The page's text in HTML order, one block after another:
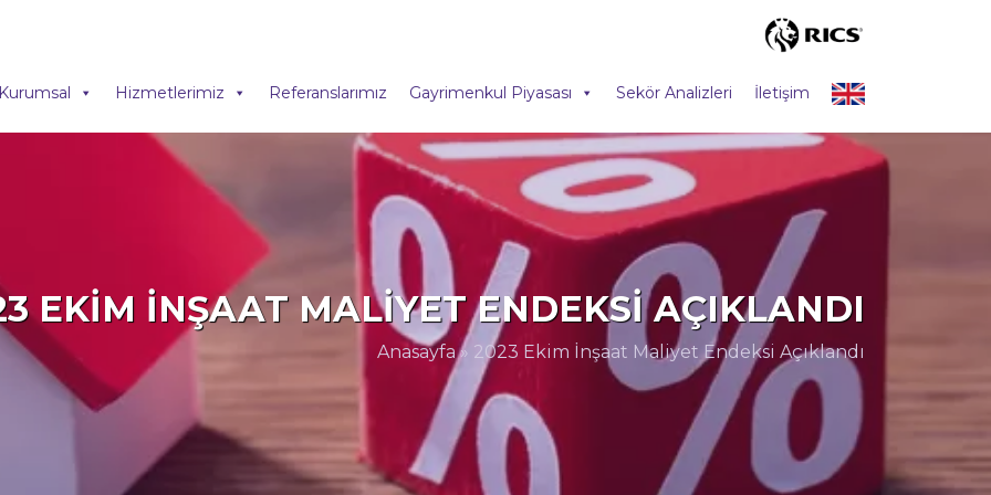
Hizmetlerimiz Referanslarımız Gayrimenkul Piyasası Sekör Analizleri İletişim
EKIM İNŞAAT MALIYET ENDEKSI AÇIKLANDI
Anasayfa» 2023 Ekim İnşaat Maliyet Endeksi Açıklandı